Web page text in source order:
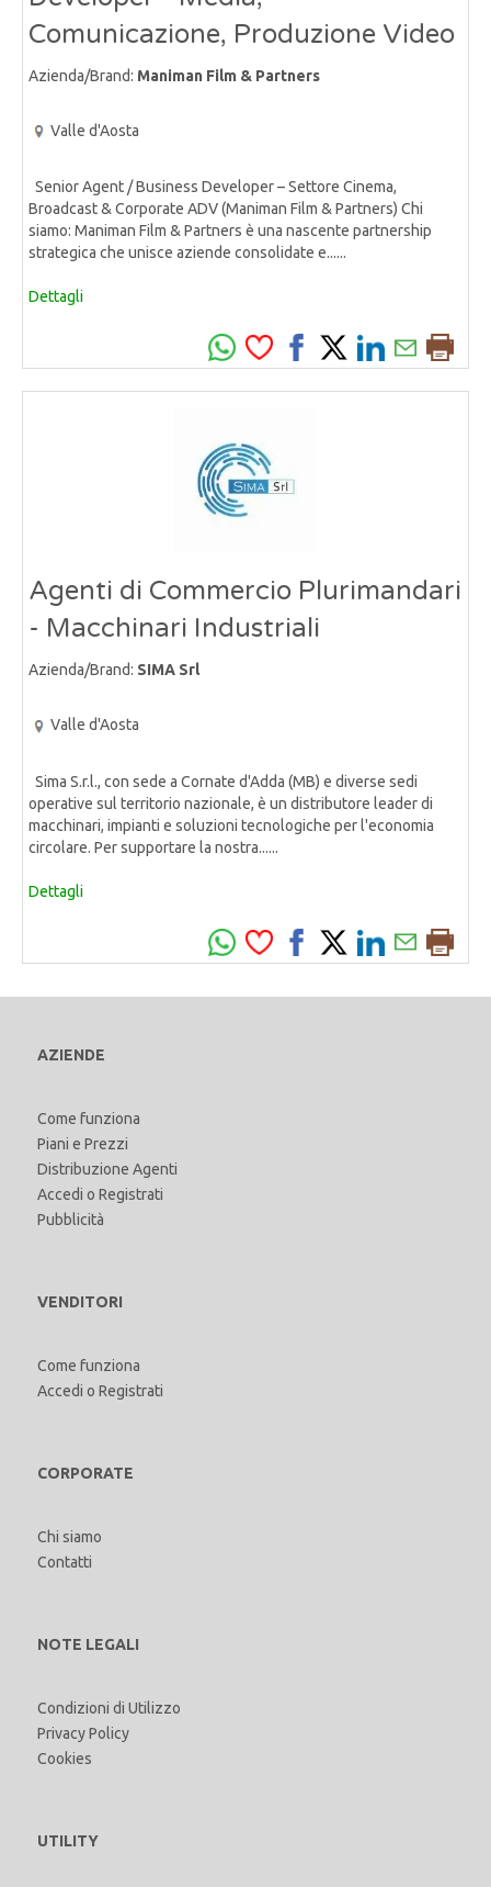
Comunicazione, Produzione Video
Azienda/Brand: Maniman Film & Partners
Valle d'Aosta
Senior Agent / Business Developer – Settore Cinema,
Broadcast & Corporate ADV (Maniman Film & Partners) Chi
siamo: Maniman Film & Partners è una nascente partnership
strategica che unisce aziende consolidate e......
Dettagli
Agenti di Commercio Plurimandari
- Macchinari Industriali
Azienda/Brand: SIMA Srl
Valle d'Aosta
Sima S.r.l., con sede a Cornate d'Adda (MB) e diverse sedi
operative sul territorio nazionale, è un distributore leader di
macchinari, impianti e soluzioni tecnologiche per l'economia
circolare. Per supportare la nostra......
Dettagli
AZIENDE
Come funziona
Piani e Prezzi
Distribuzione Agenti
Accedi o Registrati
Pubblicità
VENDITORI
Come funziona
Accedi o Registrati
CORPORATE
Chi siamo
Contatti
NOTE LEGALI
Condizioni di Utilizzo
Privacy Policy
Cookies
UTILITY